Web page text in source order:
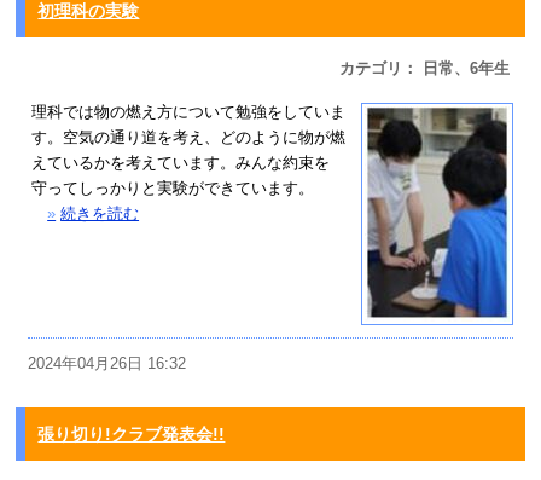
初理科の実験
カテゴリ： 日常、6年生
理科では物の燃え方について勉強をしていま
す。空気の通り道を考え、どのように物が燃
えているかを考えています。みんな約束を
守ってしっかりと実験ができています。
» 続きを読む
2024年04月26日 16:32
張り切り!クラブ発表会!!